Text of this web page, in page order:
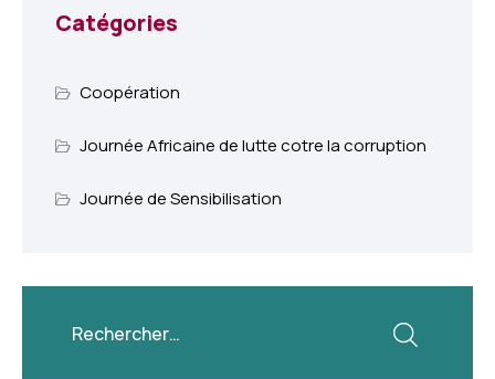
Catégories
Coopération
Journée Africaine de lutte cotre la corruption
Journée de Sensibilisation